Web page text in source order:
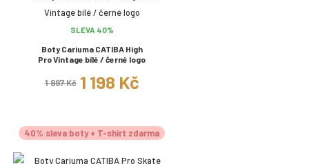
SLEVA 40%
Boty Cariuma CATIBA High
Pro Vintage bílé / černé logo
1 997 Kč 1 198 Kč
40% sleva boty + T-shirt zdarma